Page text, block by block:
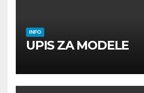
INFO
UPIS ZA MODELE